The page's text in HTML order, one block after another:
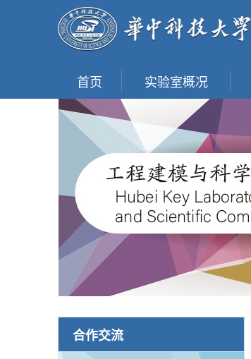
首页 实验室概况
合作交流